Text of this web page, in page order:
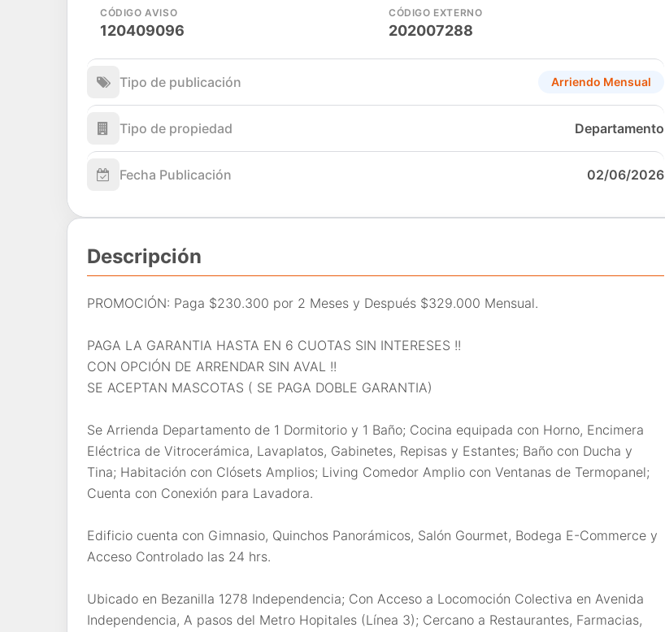
CÓDIGO AVISO
120409096
CÓDIGO EXTERNO
202007288
Tipo de publicación Arriendo Mensual
Tipo de propiedad Departamento
Fecha Publicación 02/06/2026
Descripción
PROMOCIÓN: Paga $230.300 por 2 Meses y Después $329.000 Mensual.
PAGA LA GARANTIA HASTA EN 6 CUOTAS SIN INTERESES !!
CON OPCIÓN DE ARRENDAR SIN AVAL !!
SE ACEPTAN MASCOTAS ( SE PAGA DOBLE GARANTIA)
Se Arrienda Departamento de 1 Dormitorio y 1 Baño; Cocina equipada con Horno, Encimera
Eléctrica de Vitrocerámica, Lavaplatos, Gabinetes, Repisas y Estantes; Baño con Ducha y
Tina; Habitación con Clósets Amplios; Living Comedor Amplio con Ventanas de Termopanel;
Cuenta con Conexión para Lavadora.
Edificio cuenta con Gimnasio, Quinchos Panorámicos, Salón Gourmet, Bodega E-Commerce y
Acceso Controlado las 24 hrs.
Ubicado en Bezanilla 1278 Independencia; Con Acceso a Locomoción Colectiva en Avenida
Independencia, A pasos del Metro Hopitales (Línea 3); Cercano a Restaurantes, Farmacias,